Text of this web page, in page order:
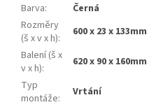
Barva:
Černá
Rozměry
(š x v x h):
600 x 23 x 133mm
Balení (š x
v x h):
620 x 90 x 160mm
Typ
montáže: Vrtání